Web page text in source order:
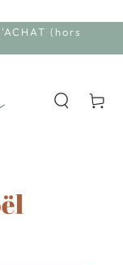
(hors
Panier